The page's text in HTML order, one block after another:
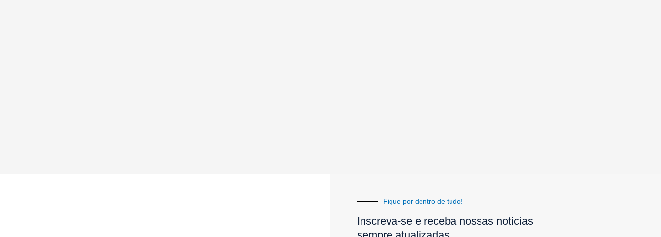
Fique por dentro de tudo!
Inscreva-se e receba nossas notícias